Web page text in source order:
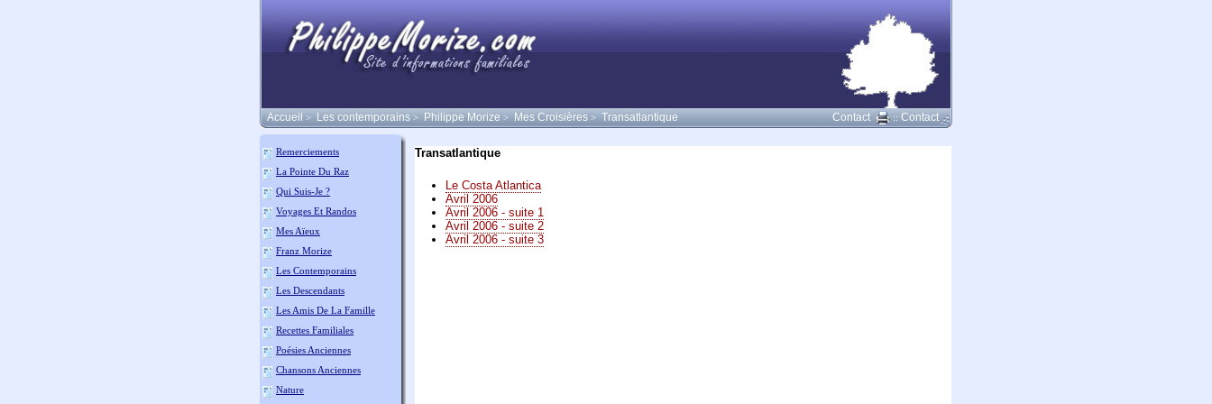
Contact :: Contact
Accueil > Les contemporains > Philippe Morize > Mes Croisières > Transatlantique
Remerciements
La Pointe Du Raz
Qui Suis-Je ?
Voyages Et Randos
Mes Aïeux
Franz Morize
Les Contemporains
Les Descendants
Les Amis De La Famille
Recettes Familiales
Poésies Anciennes
Chansons Anciennes
Nature
Transatlantique
Le Costa Atlantica
Avril 2006
Avril 2006 - suite 1
Avril 2006 - suite 2
Avril 2006 - suite 3